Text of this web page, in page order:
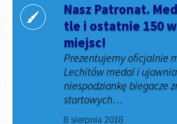
Nasz Patronat.
tle i ostatnie 150
miejsc!
Prezentujemy oficjalnie
Lechitów medal i
niespodziankę biegacze
startowych…
8 sierpnia 2018